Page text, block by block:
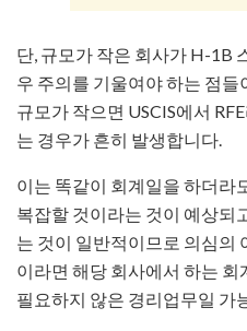
단, 규모가 작은 회사가 H-1B
우 주의를 기울여야 하는 점
규모가 작으면 USCIS에서
는 경우가 흔히 발생합니다.
이는 똑같이 회계일을 하더라
복잡할 것이라는 것이 예상되
는 것이 일반적이므로 의심의
이라면 해당 회사에서 하는
필요하지 않은 경리업무일 가